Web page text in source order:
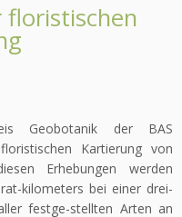
floristischen
Geobotanik der BAS
Kartierung von
Erhebungen werden
kilometers bei einer drei-
festge-stellten Arten an